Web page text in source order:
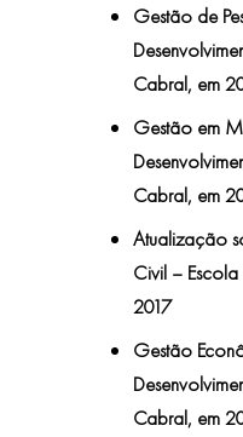
Gestão de
Cabral, em
Gestão em
Cabral, em
Atualização
Civil –
2017
Gestão
Cabral, em